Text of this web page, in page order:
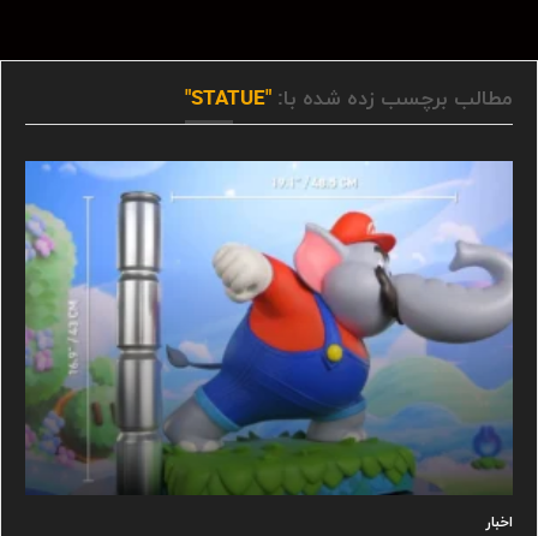
مطالب برچسب زده شده با: "STATUE"
اخبار